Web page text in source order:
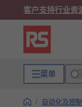
客户支持行业资
菜单
/ 自动化及控